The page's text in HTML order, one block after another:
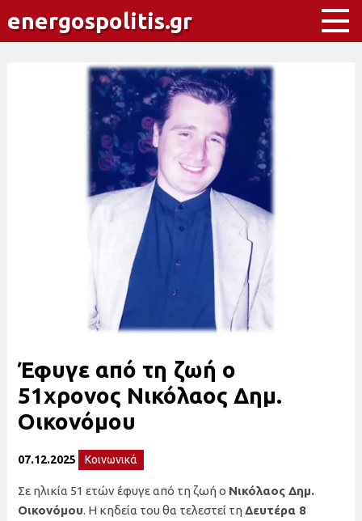
energospolitis.gr
Έφυγε από τη ζωή ο
51χρονος Νικόλαος Δημ.
Οικονόμου
07.12.2025 Κοινωνικά
Σε ηλικία 51 ετών έφυγε από τη ζωή ο Νικόλαος Δημ.
Οικονόμου. Η κηδεία του θα τελεστεί τη Δευτέρα 8